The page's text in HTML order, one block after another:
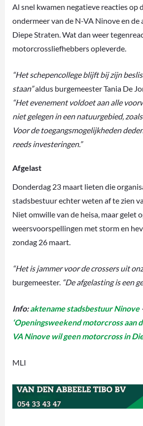
Al snel kwamen negatieve reacties op
ondermeer van de N-VA Ninove en de
Diepe Straten. Wat dan weer
motorcrossliefhebbers opleverde.
“Het schepencollege blijft bij zijn
staan”aldus burgemeester Tania De
“Het evenement voldoet aan alle
niet gelegen in een natuurgebied,
Voor de toegangsmogelijkheden
reeds investeringen.”
Afgelast
Donderdag 23 maart lieten die
stadsbestuur echter weten af te zien
Niet omwille van de heisa, maar gelet
weersvoorspellingen met storm en
zondag 26 maart.
“Het is jammer voor de crossers uit
burgemeester. “De afgelasting is een
Info:aktename stadsbestuur Ninove
‘Openingsweekend motorcross aan
VA Ninove wil geen motorcross in
MLI